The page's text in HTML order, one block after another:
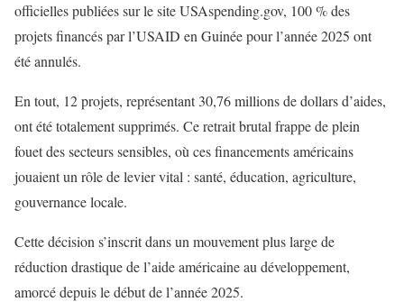
officielles publiées sur le site USAspending.gov, 100 % des
projets financés par l’USAID en Guinée pour l’année 2025 ont
été annulés.
En tout, 12 projets, représentant 30,76 millions de dollars d’aides,
ont été totalement supprimés. Ce retrait brutal frappe de plein
fouet des secteurs sensibles, où ces financements américains
jouaient un rôle de levier vital : santé, éducation, agriculture,
gouvernance locale.
Cette décision s’inscrit dans un mouvement plus large de
réduction drastique de l’aide américaine au développement,
amorcé depuis le début de l’année 2025.